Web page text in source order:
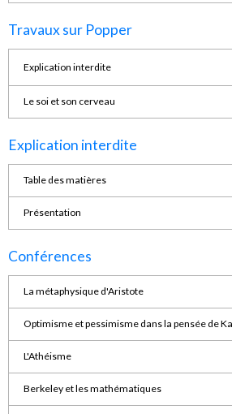
Travaux sur Popper
Explication interdite
Le soi et son cerveau
Explication interdite
Table des matières
Présentation
Conférences
La métaphysique d'Aristote
Optimisme et pessimisme dans la pensée de
L'Athéisme
Berkeley et les mathématiques